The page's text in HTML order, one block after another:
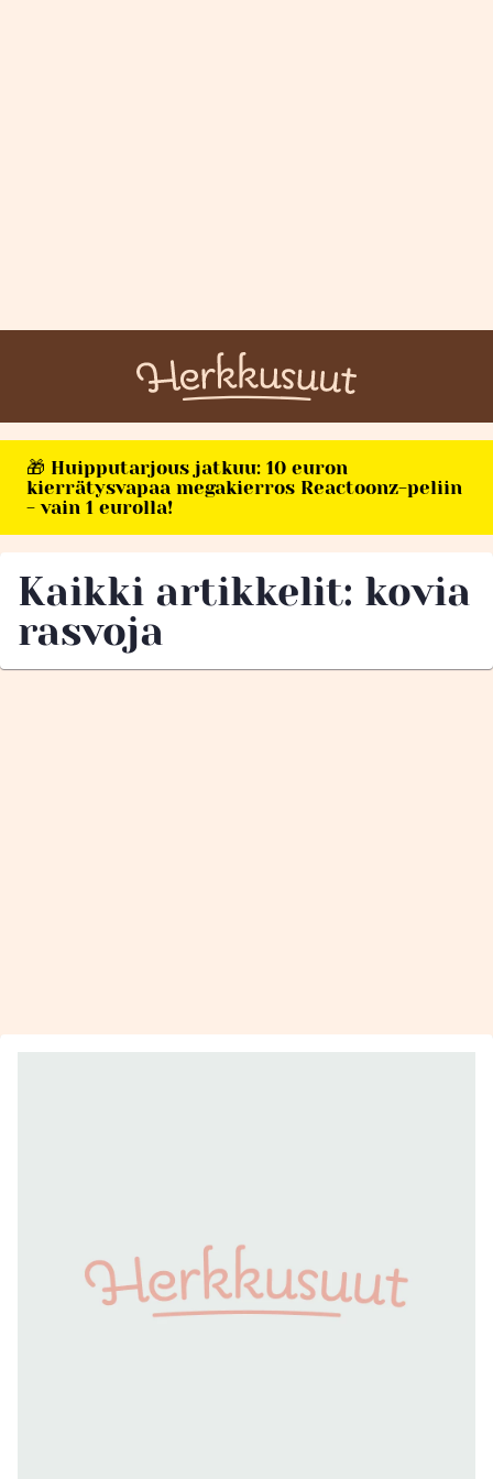
🎁 Huipputarjous jatkuu: 10 euron
kierrätysvapaa megakierros Reactoonz-peliin
- vain 1 eurolla!
Kaikki artikkelit: kovia
rasvoja